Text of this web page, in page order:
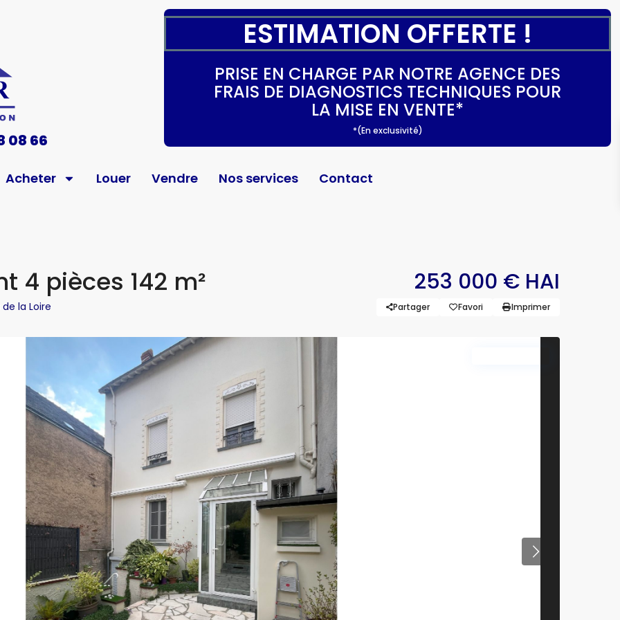
08 66
ESTIMATION OFFERTE !
PRISE EN CHARGE PAR NOTRE AGENCE DES
FRAIS DE DIAGNOSTICS TECHNIQUES POUR
LA MISE EN VENTE*
*(En exclusivité)
Acheter Louer Vendre Nos services Contact
4 pièces 142 m² 253 000 € HAI
de la Loire Partager Favori Imprimer
Previous